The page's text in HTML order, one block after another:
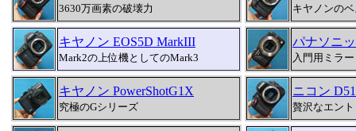
3630万画素の破壊力 キヤノンの
キヤノン EOS5D MarkIII
Mark2の上位機としてのMark3
パナソニ
入門用ミラ
キヤノン PowerShotG1X
究極のGシリーズ
ニコン
贅沢なエン